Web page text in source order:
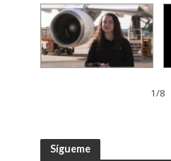
1/8
Sígueme